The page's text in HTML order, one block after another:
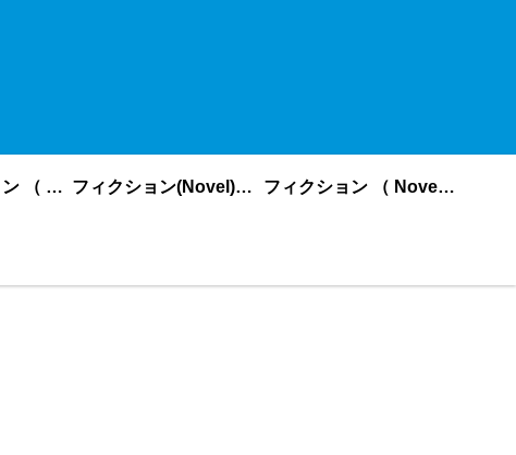
ノンフィクション （ nonfiction ） あいうえお順 フィクション(Novel)更新順 フィクション （ Novel ） あいうえお順